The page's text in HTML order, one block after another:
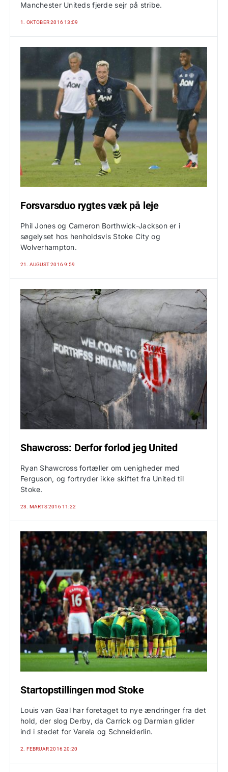
Manchester Uniteds fjerde sejr på stribe.
1. OKTOBER 2016 13:09
Forsvarsduo rygtes væk på leje
Phil Jones og Cameron Borthwick-Jackson er i
søgelyset hos henholdsvis Stoke City og
Wolverhampton.
21. AUGUST 2016 9:59
Shawcross: Derfor forlod jeg United
Ryan Shawcross fortæller om uenigheder med
Ferguson, og fortryder ikke skiftet fra United til
Stoke.
23. MARTS 2016 11:22
Startopstillingen mod Stoke
Louis van Gaal har foretaget to nye ændringer fra det
hold, der slog Derby, da Carrick og Darmian glider
ind i stedet for Varela og Schneiderlin.
2. FEBRUAR 2016 20:20